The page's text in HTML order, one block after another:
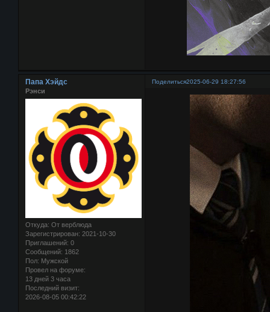
Поделиться2025-06-29 18:27:56
Папа Хэйдс
Рэнси
Откуда: От верблюда
Зарегистрирован: 2021-10-30
Приглашений: 0
Сообщений: 1862
Пол: Мужской
Провел на форуме:
13 дней 3 часа
Последний визит:
2026-08-05 00:42:22